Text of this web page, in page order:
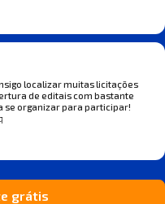
localizar muitas licitações
de editais com bastante
se organizar para participar!
grátis